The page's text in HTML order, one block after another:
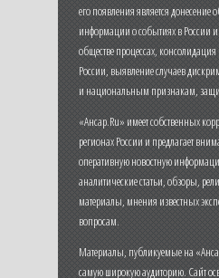
его появления является донесение
информации о событиях в России
обществе процессах,
России, выявление случаев
и национальным признакам,
«Ансар.Ru» имеет собственных
регионах России и предлагает
оперативную новостную
аналитические статьи, обзоры,
материалы, мнения известных
вопросам.
Материалы, публикуемые на
самую широкую аудиторию. Сайт